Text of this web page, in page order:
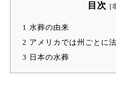
目次 [
1 水葬の由来
2 アメリカでは州ごとに
3 日本の水葬